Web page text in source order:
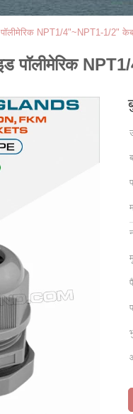
पॉलीमेरिक NPT1/4"~NPT1-1/
पॉलीमेरिक